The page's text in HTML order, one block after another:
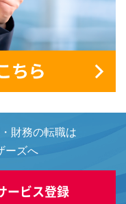
財務の転職は
ーズへ
ービス登録